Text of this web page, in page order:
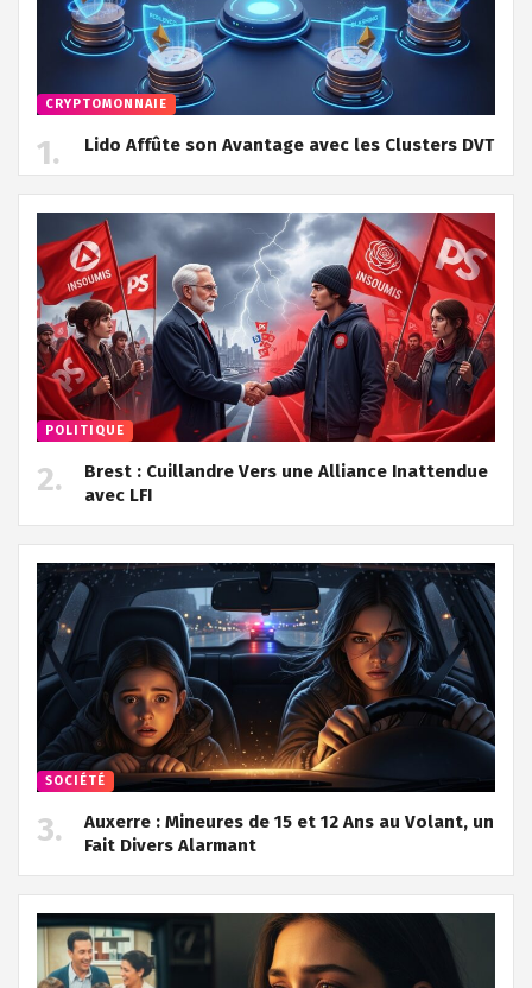
CRYPTOMONNAIE
Lido Affûte son Avantage avec les Clusters DVT
POLITIQUE
Brest : Cuillandre Vers une Alliance Inattendue
avec LFI
SOCIÉTÉ
Auxerre : Mineures de 15 et 12 Ans au Volant, un
Fait Divers Alarmant